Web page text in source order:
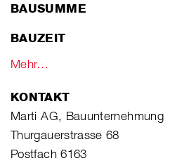
BAUSUMME
BAUZEIT
Mehr…
KONTAKT
Marti AG, Bauunternehmung
Thurgauerstrasse 68
Postfach 6163